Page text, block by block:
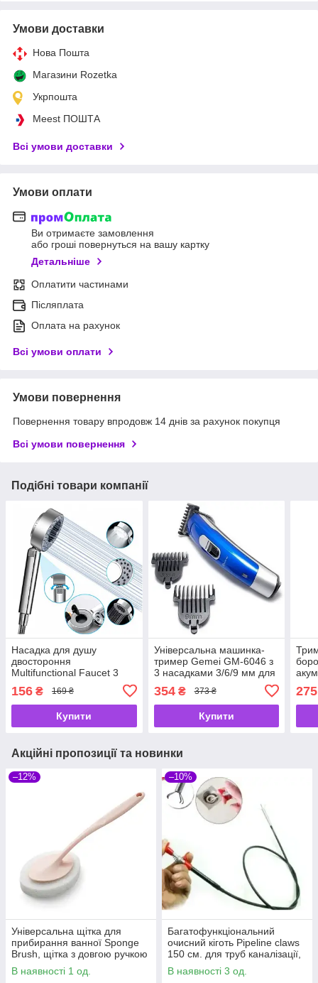
Умови доставки
Нова Пошта
Магазини Rozetka
Укрпошта
Meest ПОШТА
Всі умови доставки
Умови оплати
Ви отримаєте замовлення
або гроші повернуться на вашу картку
Детальніше
Оплатити частинами
Післяплата
Оплата на рахунок
Всі умови оплати
Умови повернення
Повернення товару впродовж 14 днів за рахунок покупця
Всі умови повернення
Подібні товари компанії
Насадка для душу
двостороння
Multifunctional Faucet 3
душова гарнітура
156 ₴ 169 ₴
Купити
Універсальна машинка-
тример Gemei GM-6046 з
3 насадками 3/6/9 мм для
бороди
354₴ 373 ₴
Купити
3–6
275
Акційні пропозиції та новинки
–12%
Універсальна щітка для
прибирання ванної Sponge
Brush, щітка з довгою ручкою
для ванної кімнати
В наявності 1 од.
–10%
Багатофункціональний
очисний кіготь Pipeline claws
150 см. для труб каналізації,
інструмент для захоплення
В наявності 3 од.